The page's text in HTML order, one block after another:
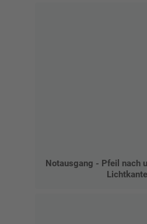
Notausgang - Pfeil nach